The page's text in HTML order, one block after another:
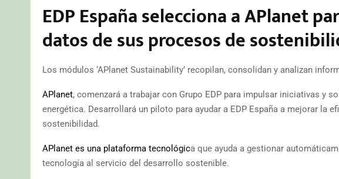
EDP España selecciona a APlanet
datos de sus procesos de
Los módulos ‘APlanet Sustainability’ recopilan, consolidan y analizan
APlanet, comenzará a trabajar con Grupo EDP para impulsar iniciativas y
energética. Desarrollará un piloto para ayudar a EDP España a mejorar la
sostenibilidad.
APlanet es una plataforma tecnológica que ayuda a gestionar
tecnología al servicio del desarrollo sostenible.